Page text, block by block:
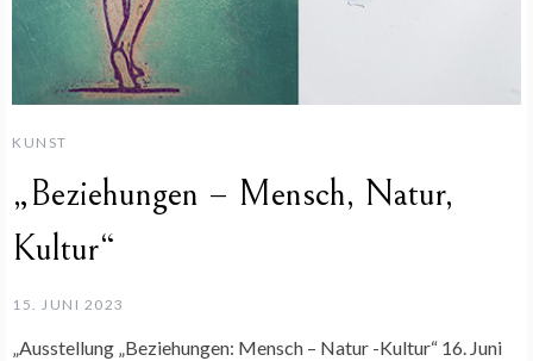
KUNST
„Beziehungen – Mensch, Natur,
Kultur“
15. JUNI 2023
„Ausstellung „Beziehungen: Mensch – Natur -Kultur“ 16. Juni